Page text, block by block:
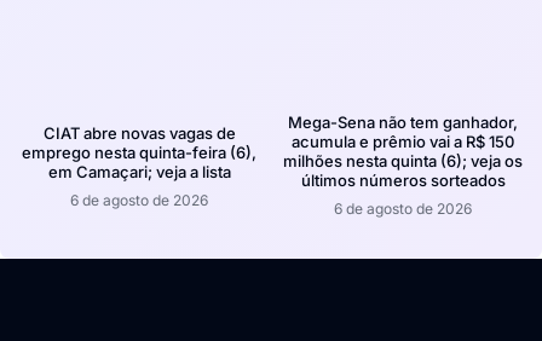
CIAT abre novas vagas de
emprego nesta quinta-feira (6),
em Camaçari; veja a lista
6 de agosto de 2026
Mega-Sena não tem ganhador,
acumula e prêmio vai a R$ 150
milhões nesta quinta (6); veja os
últimos números sorteados
6 de agosto de 2026